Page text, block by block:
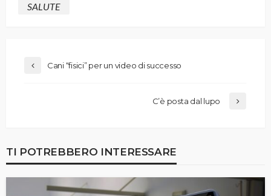
SALUTE
Cani “fisici” per un video di successo
C’è posta dal lupo
TI POTREBBERO INTERESSARE